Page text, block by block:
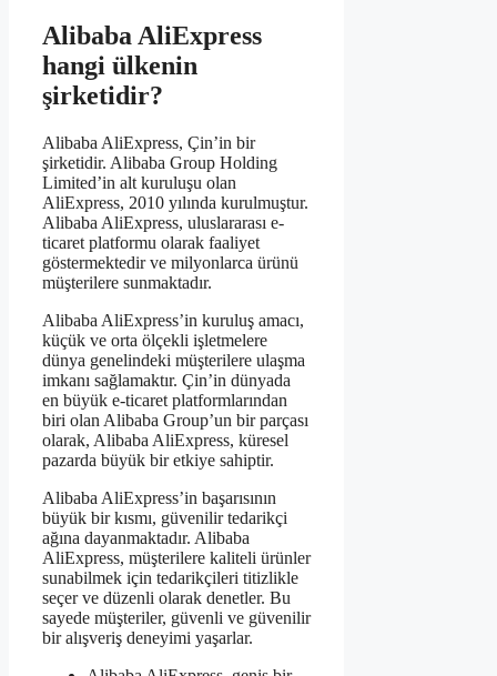
Alibaba AliExpress
hangi ülkenin
şirketidir?
Alibaba AliExpress, Çin’in bir
şirketidir. Alibaba Group Holding
Limited’in alt kuruluşu olan
AliExpress, 2010 yılında kurulmuştur.
Alibaba AliExpress, uluslararası e-
ticaret platformu olarak faaliyet
göstermektedir ve milyonlarca ürünü
müşterilere sunmaktadır.
Alibaba AliExpress’in kuruluş amacı,
küçük ve orta ölçekli işletmelere
dünya genelindeki müşterilere ulaşma
imkanı sağlamaktır. Çin’in dünyada
en büyük e-ticaret platformlarından
biri olan Alibaba Group’un bir parçası
olarak, Alibaba AliExpress, küresel
pazarda büyük bir etkiye sahiptir.
Alibaba AliExpress’in başarısının
büyük bir kısmı, güvenilir tedarikçi
ağına dayanmaktadır. Alibaba
AliExpress, müşterilere kaliteli ürünler
sunabilmek için tedarikçileri titizlikle
seçer ve düzenli olarak denetler. Bu
sayede müşteriler, güvenli ve güvenilir
bir alışveriş deneyimi yaşarlar.